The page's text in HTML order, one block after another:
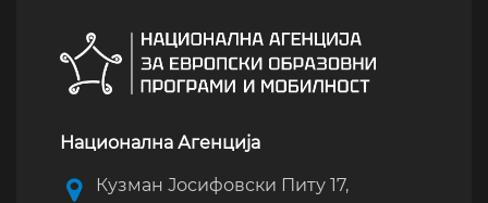
Национална Агенција
Кузман Јосифовски Питу 17,